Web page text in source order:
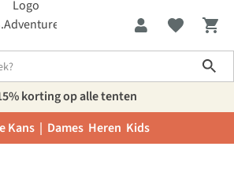
korting op alle tenten
Kans | Dames Heren Kids